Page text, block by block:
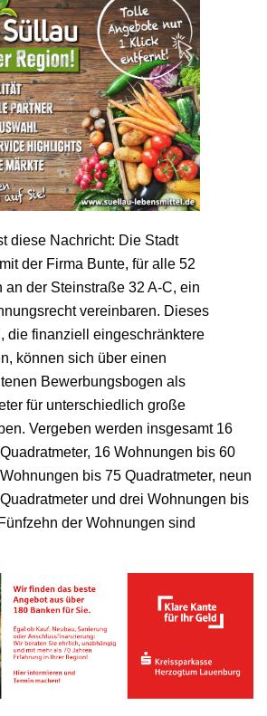
diese Nachricht: Die Stadt
der Firma Bunte, für alle 52
an der Steinstraße 32 A-C, ein
vereinbaren. Dieses
die finanziell eingeschränktere
können sich über einen
Bewerbungsbogen als
für unterschiedlich große
Vergeben werden insgesamt 16
16 Wohnungen bis 60
bis 75 Quadratmeter, neun
und drei Wohnungen bis
der Wohnungen sind